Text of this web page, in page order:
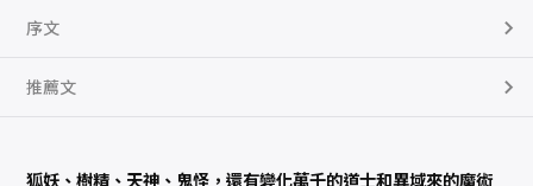
序文
推薦文
狐妖、樹精、天神、鬼怪，還有變化萬千的道士和異域來的魔術